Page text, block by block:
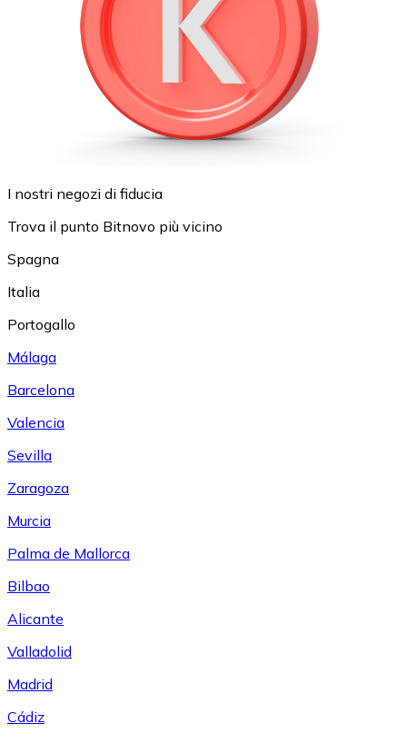
I nostri negozi di fiducia
Trova il punto Bitnovo più vicino
Spagna
Italia
Portogallo
Málaga
Barcelona
Valencia
Sevilla
Zaragoza
Murcia
Palma de Mallorca
Bilbao
Alicante
Valladolid
Madrid
Cádiz